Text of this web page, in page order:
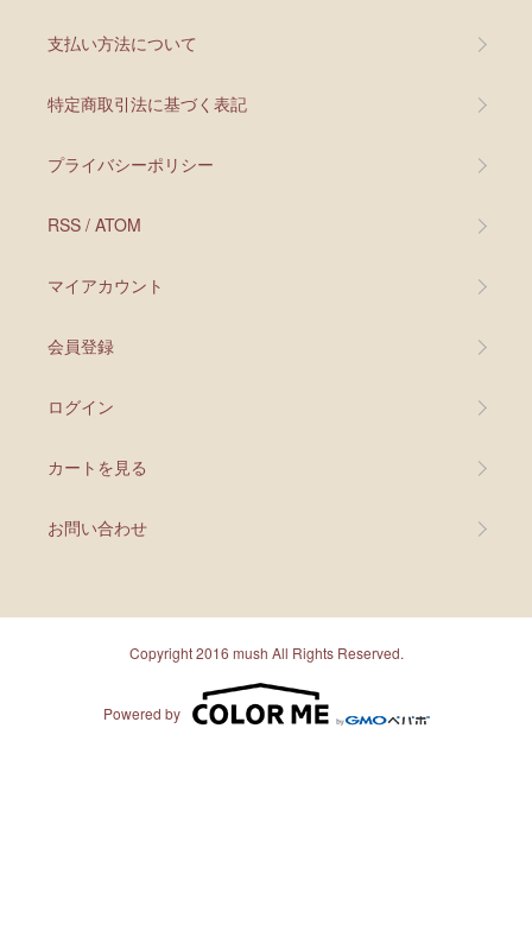
支払い方法について
特定商取引法に基づく表記
プライバシーポリシー
RSS / ATOM
マイアカウント
会員登録
ログイン
カートを見る
お問い合わせ
Copyright 2016 mush All Rights Reserved.
Powered by